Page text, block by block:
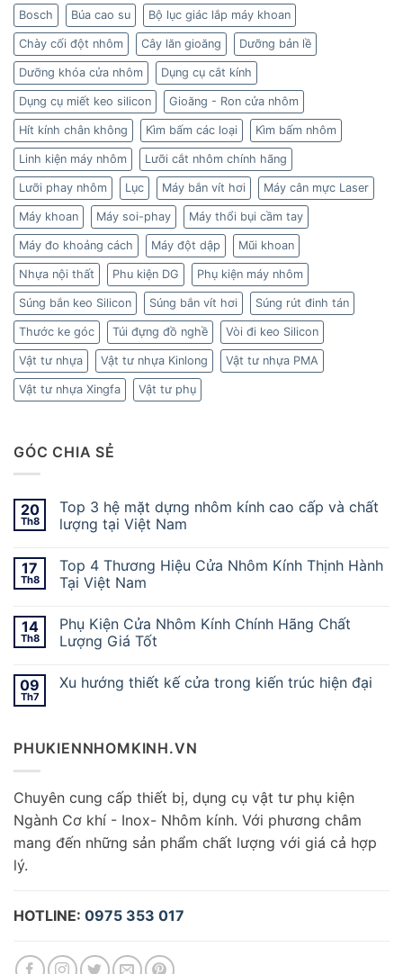
PHỤ KIỆN NHÔM KÍNH CHẤT LƯỢNG GIÁ TỐT
Giao hàng tận nơi trên toàn quốc, Nhận hàng nhanh
chóng tại nhà, Kiểm tra hàng trước khi thanh toán
Hotline: 0975 353 017
Fanfage:https://www.facebook.com/
Bosch Búa cao su Bộ lục giác lắp máy khoan
Chày cối đột nhôm Cây lăn gioăng Dưỡng bản lề
Dưỡng khóa cửa nhôm Dụng cụ cắt kính
Dụng cụ miết keo silicon Gioăng - Ron cửa nhôm
Hít kính chân không Kìm bấm các loại Kìm bấm nhôm
Linh kiện máy nhôm Lưỡi cắt nhôm chính hãng
Lưỡi phay nhôm Lục Máy bắn vít hơi Máy cân mực Laser
Máy khoan Máy soi-phay Máy thổi bụi cầm tay
Máy đo khoảng cách Máy đột dập Mũi khoan
Nhựa nội thất Phu kiện DG Phụ kiện máy nhôm
Súng bắn keo Silicon Súng bắn vít hơi Súng rút đinh tán
Thước ke góc Túi đựng đồ nghề Vòi đi keo Silicon
Vật tư nhựa Vật tư nhựa Kinlong Vật tư nhựa PMA
Vật tư nhựa Xingfa Vật tư phụ
GÓC CHIA SẺ
20
Th8
Top 3 hệ mặt dựng nhôm kính cao cấp và chất
lượng tại Việt Nam
17
Th8
Top 4 Thương Hiệu Cửa Nhôm Kính Thịnh Hành
Tại Việt Nam
14
Th8
Phụ Kiện Cửa Nhôm Kính Chính Hãng Chất
Lượng Giá Tốt
09
Th7
Xu hướng thiết kế cửa trong kiến trúc hiện đại
PHUKIENNHOMKINH.VN
Chuyên cung cấp thiết bị, dụng cụ vật tư phụ kiện
Ngành Cơ khí - Inox- Nhôm kính. Với phương châm
mang đến những sản phẩm chất lượng với giá cả hợp
lý.
HOTLINE: 0975 353 017